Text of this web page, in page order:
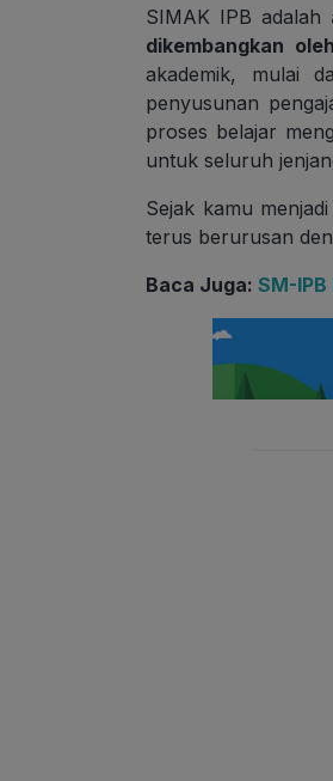
SIMAK IPB adalah
dikembangkan
akademik, mulai
penyusunan
proses belajar
untuk seluruh
Sejak kamu
terus berurusan
Baca Juga: SM-